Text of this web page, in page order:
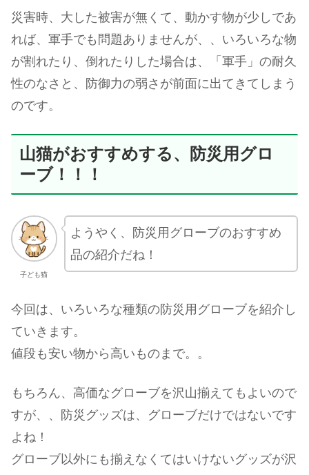
災害時、大した被害が無くて、動かす物が少しであ
れば、軍手でも問題ありませんが、、いろいろな物
が割れたり、倒れたりした場合は、「軍手」の耐久
性のなさと、防御力の弱さが前面に出てきてしまう
のです。
山猫がおすすめする、防災用グロ
ーブ！！！
子ども猫
ようやく、防災用グローブのおすすめ
品の紹介だね！
今回は、いろいろな種類の防災用グローブを紹介し
ていきます。
値段も安い物から高いものまで。。
もちろん、高価なグローブを沢山揃えてもよいので
すが、、防災グッズは、グローブだけではないです
よね！
グローブ以外にも揃えなくてはいけないグッズが沢